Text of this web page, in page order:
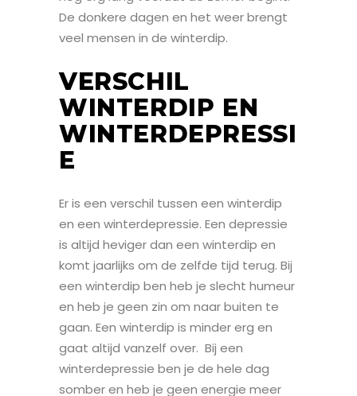
De donkere dagen en het weer brengt
veel mensen in de winterdip.
VERSCHIL
WINTERDIP EN
WINTERDEPRESSI
E
Er is een verschil tussen een winterdip
en een winterdepressie. Een depressie
is altijd heviger dan een winterdip en
komt jaarlijks om de zelfde tijd terug. Bij
een winterdip ben heb je slecht humeur
en heb je geen zin om naar buiten te
gaan. Een winterdip is minder erg en
gaat altijd vanzelf over. Bij een
winterdepressie ben je de hele dag
somber en heb je geen energie meer